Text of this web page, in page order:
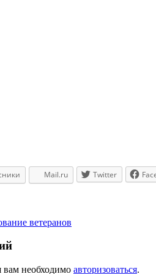
Mail.ru Twitter
ветеранов
вам необходимо авторизоваться.